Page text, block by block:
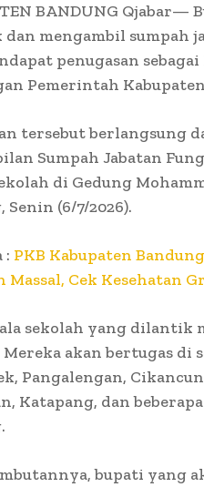
BANDUNG Qjabar—
mengambil sumpah
penugasan
Pemerintah
tersebut berlangsung
Sumpah Jabatan
di Gedung
Senin (6/7/2026).
: PKB Kabupaten
Cek Kesehatan
sekolah yang dilantik
akan bertugas di
Pangalengan,
Katapang, dan
bupati yang